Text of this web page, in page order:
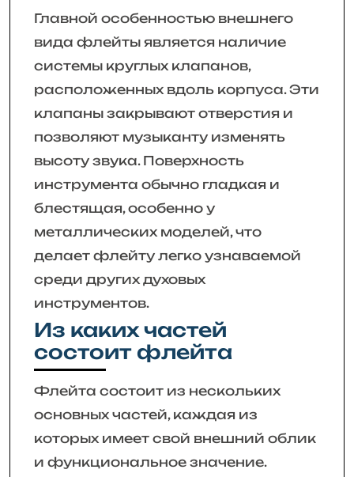
Главной особенностью внешнего
вида флейты является наличие
системы круглых клапанов,
расположенных вдоль корпуса. Эти
клапаны закрывают отверстия и
позволяют музыканту изменять
высоту звука. Поверхность
инструмента обычно гладкая и
блестящая, особенно у
металлических моделей, что
делает флейту легко узнаваемой
среди других духовых
инструментов.
Из каких частей
состоит флейта
Флейта состоит из нескольких
основных частей, каждая из
которых имеет свой внешний облик
и функциональное значение.